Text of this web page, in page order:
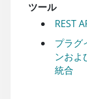
ツール
REST
プラグ
ンおよ
統合